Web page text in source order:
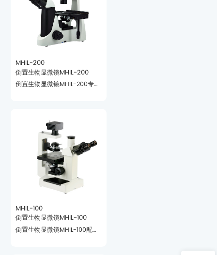
MHIL-200
倒置生物显微镜MHIL-200
MHIL-100
倒置生物显微镜MHIL-100